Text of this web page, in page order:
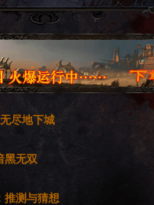
尽地下城
黑无双
推测与猜想